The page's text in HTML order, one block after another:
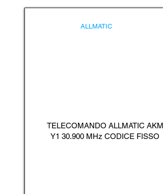
ALLMATIC
TELECOMANDO ALLMATIC AKM
Y1 30.900 MHz CODICE FISSO